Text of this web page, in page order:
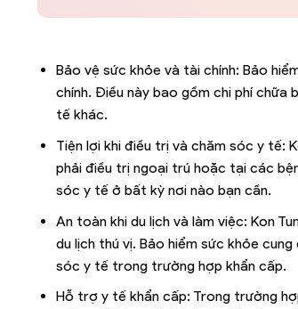
Bảo vệ sức khỏe và tài chính: Bảo
chính. Điều này bao gồm chi phí
tế khác.
Tiện lợi khi điều trị và chăm sóc y tế:
phải điều trị ngoại trú hoặc tại các
sóc y tế ở bất kỳ nơi nào bạn cần.
An toàn khi du lịch và làm việc: Kon
du lịch thú vị. Bảo hiểm sức khỏe
sóc y tế trong trường hợp khẩn cấp.
Hỗ trợ y tế khẩn cấp: Trong trường